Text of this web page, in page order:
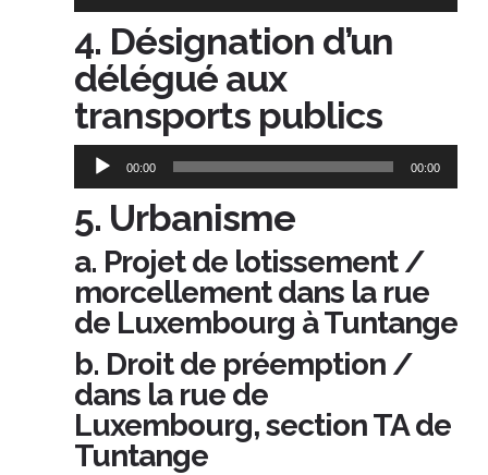
audio
4. Désignation d’un
délégué aux
transports publics
Lecteur
audio
00:00 00:00
5. Urbanisme
a. Projet de lotissement /
morcellement dans la rue
de Luxembourg à Tuntange
b. Droit de préemption /
dans la rue de
Luxembourg, section TA de
Tuntange